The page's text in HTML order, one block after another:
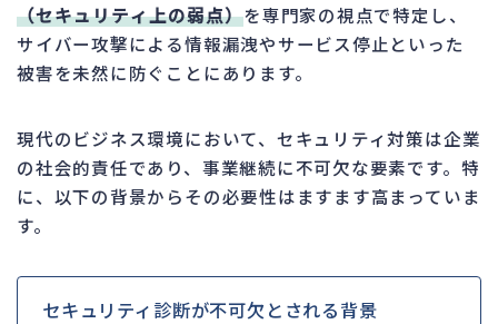
（セキュリティ上の弱点）を専門家の視点で特定し、
サイバー攻撃による情報漏洩やサービス停止といった
被害を未然に防ぐことにあります。
現代のビジネス環境において、セキュリティ対策は企業
の社会的責任であり、事業継続に不可欠な要素です。特
に、以下の背景からその必要性はますます高まっていま
す。
セキュリティ診断が不可欠とされる背景